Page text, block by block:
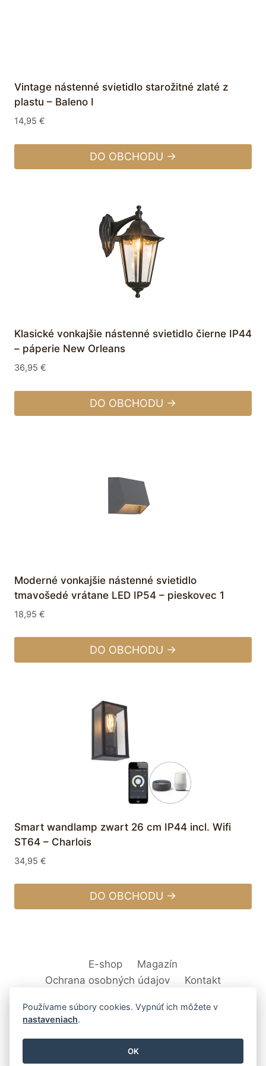
Vintage nástenné svietidlo starožitné zlaté z
plastu – Baleno I
14,95 €
DO OBCHODU →
Klasické vonkajšie nástenné svietidlo čierne IP44
– páperie New Orleans
36,95 €
DO OBCHODU →
Moderné vonkajšie nástenné svietidlo
tmavošedé vrátane LED IP54 – pieskovec 1
18,95 €
DO OBCHODU →
Smart wandlamp zwart 26 cm IP44 incl. Wifi
ST64 – Charlois
34,95 €
DO OBCHODU →
E-shop
Magazín
Ochrana osobných údajov
Kontakt
© 2026 Svet Interiéru - kuchyňa, kúpeľne,
Používame súbory cookies. Vypnúť ich môžete v
nastaveniach.
OK